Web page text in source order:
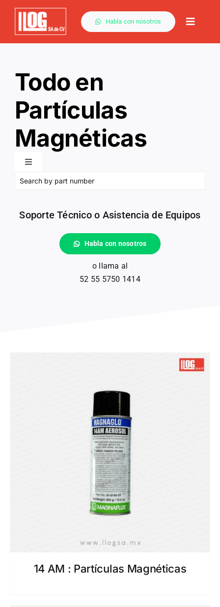
Saltar
contenido
Habla con nosotros
Toggle
Capacitación
Descargas
Servicios
Contacto
Todo en
Partículas
Magnéticas
Toggle
Navigation
Todo para PM
Yugos
Soporte Técnico o Asistencia de Equipos
Habla con nosotros
o llama al
52 55 5750 1414
14 AM : Partículas Magnéticas